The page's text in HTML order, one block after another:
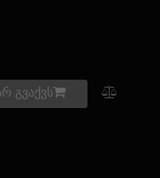
გვაქვს